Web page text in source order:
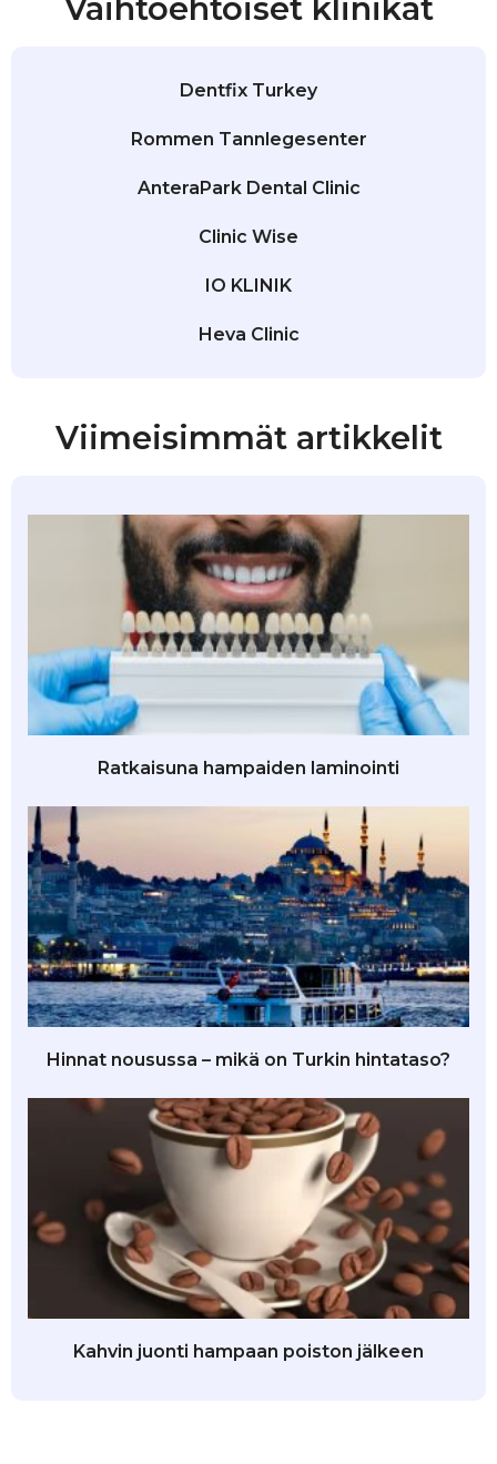
Vaihtoehtoiset klinikat
Dentfix Turkey
Rommen Tannlegesenter
AnteraPark Dental Clinic
Clinic Wise
IO KLINIK
Heva Clinic
Viimeisimmät artikkelit
Ratkaisuna hampaiden laminointi
Hinnat nousussa – mikä on Turkin hintataso?
Kahvin juonti hampaan poiston jälkeen